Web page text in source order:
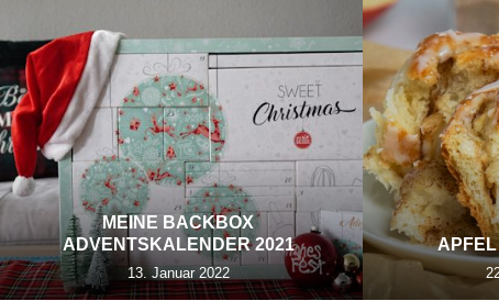
MEINE BACKBOX
ADVENTSKALENDER 2021
13. Januar 2022
APFEL